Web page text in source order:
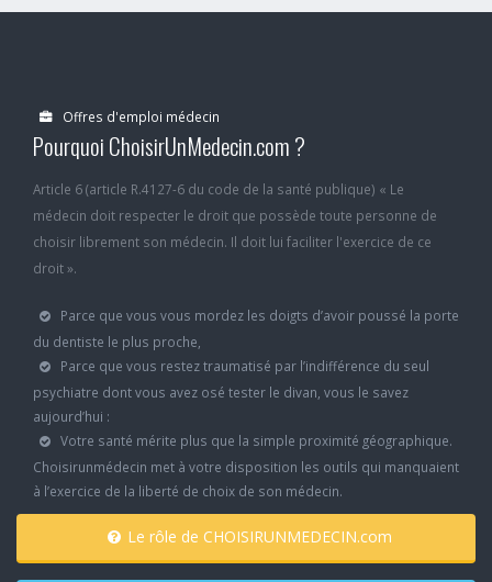
Offres d'emploi médecin
Pourquoi ChoisirUnMedecin.com ?
Article 6 (article R.4127-6 du code de la santé publique) « Le
médecin doit respecter le droit que possède toute personne de
choisir librement son médecin. Il doit lui faciliter l'exercice de ce
droit ».
Parce que vous vous mordez les doigts d’avoir poussé la porte
du dentiste le plus proche,
Parce que vous restez traumatisé par l’indifférence du seul
psychiatre dont vous avez osé tester le divan, vous le savez
aujourd’hui :
Votre santé mérite plus que la simple proximité géographique.
Choisirunmédecin met à votre disposition les outils qui manquaient
à l’exercice de la liberté de choix de son médecin.
Le rôle de CHOISIRUNMEDECIN.com